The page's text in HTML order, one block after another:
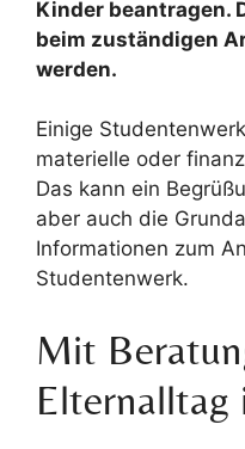
Kinder beantragen.
beim zuständigen
werden.
Einige
materielle oder
Das kann ein
aber auch die
Informationen zum
Studentenwerk.
Mit
Elternalltag